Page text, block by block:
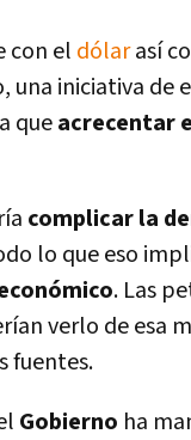
con el dólarasí­
una iniciativa de
queacrecentar
complicar la
lo que eso
. Las
verlo de esa
fuentes.
Gobierno ha